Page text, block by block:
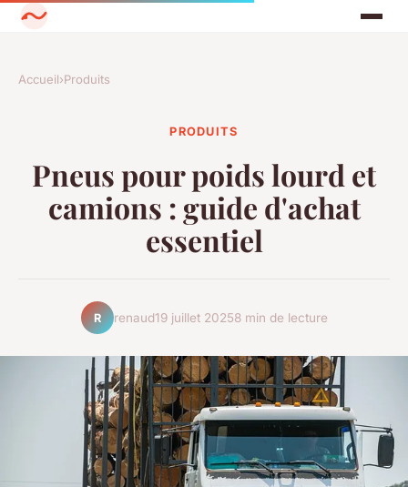
Accueil›Produits
PRODUITS
Pneus pour poids lourd et
camions : guide d'achat
essentiel
R renaud19 juillet 20258 min de lecture